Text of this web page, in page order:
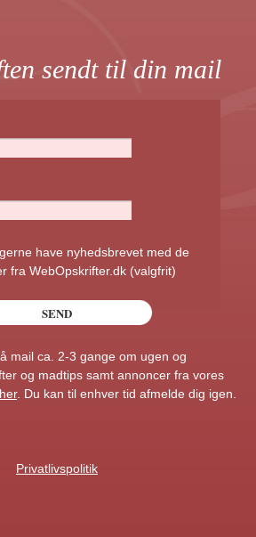
sendt til din mail
have nyhedsbrevet med de
fra WebOpskrifter.dk (valgfrit)
mail ca. 2-3 gange om ugen og
og madtips samt annoncer fra vores
. Du kan til enhver tid afmelde dig igen.
Privatlivspolitik